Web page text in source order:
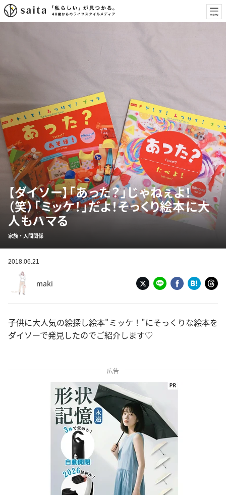
【ダイソー】「あった？」じゃねぇよ！
（笑）「ミッケ！」だよ！そっくり絵本に大
人もハマる
家族・人間関係
2018.06.21
maki
子供に大人気の絵探し絵本"ミッケ！"にそっくりな絵本を
ダイソーで発見したのでご紹介します♡
広告